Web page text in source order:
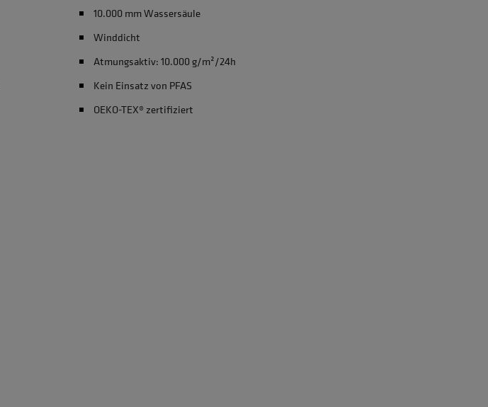
10.000 mm Wassersäule
Winddicht
Atmungsaktiv: 10.000 g/m²/24h
Kein Einsatz von PFAS
OEKO-TEX® zertifiziert